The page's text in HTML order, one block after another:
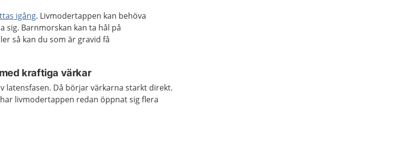
igång. Livmodertappen kan behöva
sig. Barnmorskan kan ta hål på
så kan du som är gravid få
kraftiga värkar
latensfasen. Då börjar värkarna starkt direkt.
livmodertappen redan öppnat sig flera